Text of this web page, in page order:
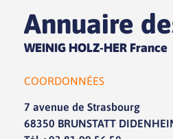
Annuaire
WEINIG HOLZ-HER France
COORDONNÉES
7 avenue de Strasbourg
68350 BRUNSTATT